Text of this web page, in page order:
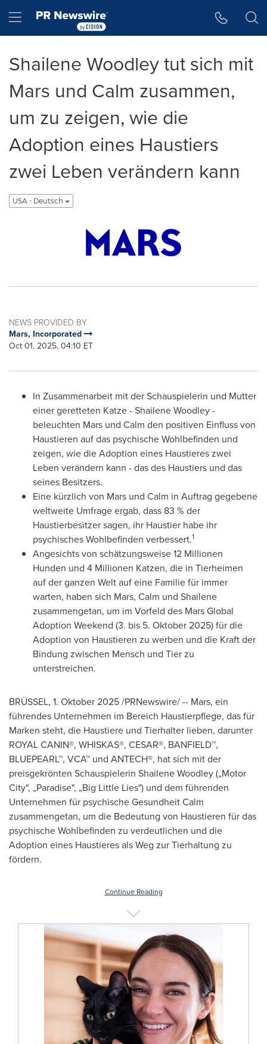
Hamburger menu
Shailene Woodley tut sich mit
Mars und Calm zusammen,
um zu zeigen, wie die
Adoption eines Haustiers
zwei Leben verändern kann
USA - Deutsch
NEWS PROVIDED BY
Mars, Incorporated
Oct 01, 2025, 04:10 ET
In Zusammenarbeit mit der Schauspielerin und Mutter
einer geretteten Katze - Shailene Woodley -
beleuchten Mars und Calm den positiven Einfluss von
Haustieren auf das psychische Wohlbefinden und
zeigen, wie die Adoption eines Haustieres zwei
Leben verändern kann - das des Haustiers und das
seines Besitzers.
Eine kürzlich von Mars und Calm in Auftrag gegebene
weltweite Umfrage ergab, dass 83 % der
Haustierbesitzer sagen, ihr Haustier habe ihr
psychisches Wohlbefinden verbessert.1
Angesichts von schätzungsweise 12 Millionen
Hunden und 4 Millionen Katzen, die in Tierheimen
auf der ganzen Welt auf eine Familie für immer
warten, haben sich Mars, Calm und Shailene
zusammengetan, um im Vorfeld des Mars Global
Adoption Weekend (3. bis 5. Oktober 2025) für die
Adoption von Haustieren zu werben und die Kraft der
Bindung zwischen Mensch und Tier zu
unterstreichen.
BRÜSSEL, 1. Oktober 2025/PRNewswire/ -- Mars, ein
führendes Unternehmen im Bereich Haustierpflege, das für
Marken steht, die Haustiere und Tierhalter lieben, darunter
ROYAL CANIN®, WHISKAS®, CESAR®, BANFIELD™,
BLUEPEARL™, VCA™ und ANTECH®, hat sich mit der
preisgekrönten Schauspielerin Shailene Woodley („Motor
City", „Paradise", „Big Little Lies") und dem führenden
Unternehmen für psychische Gesundheit Calm
zusammengetan, um die Bedeutung von Haustieren für das
psychische Wohlbefinden zu verdeutlichen und die
Adoption eines Haustieres als Weg zur Tierhaltung zu
fördern.
Continue Reading